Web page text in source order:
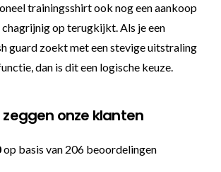
trainingsshirt ook nog een aankoop
op terugkijkt. Als je een
guard zoekt met een stevige uitstraling
dan is dit een logische keuze.
zeggen onze klanten
op basis van 206 beoordelingen